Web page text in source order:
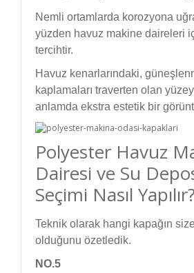
Nemli ortamlarda korozyona
yüzden havuz makine daireleri
tercihtir.
Havuz kenarlarındaki,
kaplamaları traverten olan
anlamda ekstra estetik bir
Polyester Havuz
Dairesi ve Su
Seçimi Nasıl Yapılır?
Teknik olarak hangi kapağın
olduğunu özetledik.
NO.5